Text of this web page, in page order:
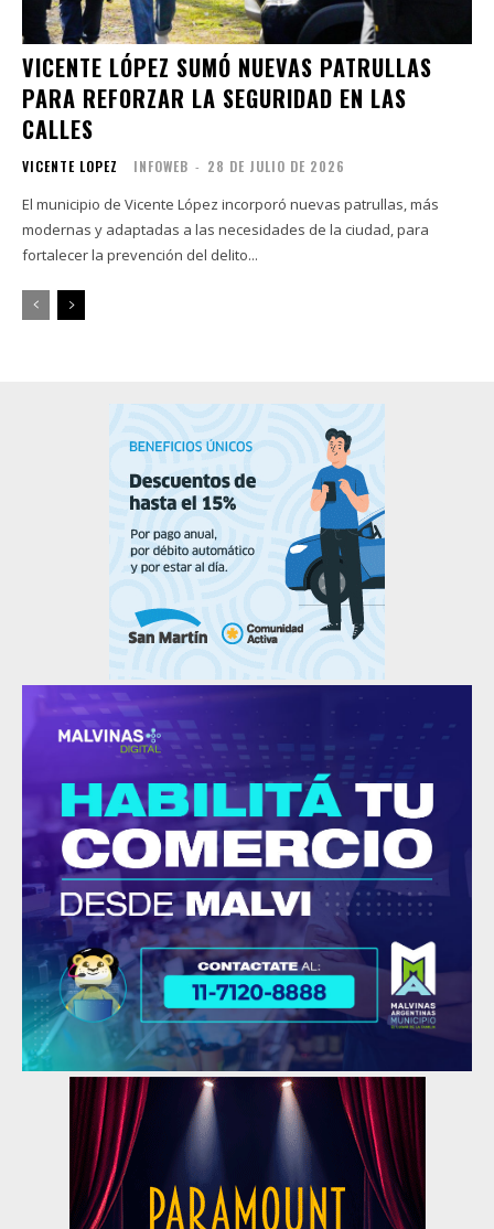
VICENTE LÓPEZ SUMÓ NUEVAS PATRULLAS
PARA REFORZAR LA SEGURIDAD EN LAS
CALLES
VICENTE LOPEZ INFOWEB - 28 DE JULIO DE 2026
El municipio de Vicente López incorporó nuevas patrullas, más
modernas y adaptadas a las necesidades de la ciudad, para
fortalecer la prevención del delito...